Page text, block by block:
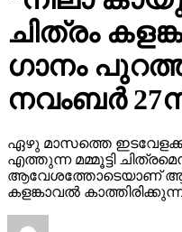
ചിത്രം
ഗാനം
നവംബർ
ഏഴു മാസത്തെ
എത്തുന്ന മമ്മൂട്ടി
ആവേശത്തോടെയാണ്
കളങ്കാവൽ